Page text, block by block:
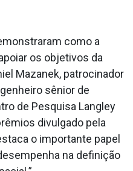
como a
os objetivos da
Mazanek, patrocinador
sênior de
de Pesquisa Langley
divulgado pela
o importante papel
na definição